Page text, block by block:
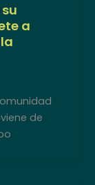
a
de